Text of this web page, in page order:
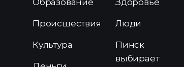
Происшествия
Культура
Люди
Пинск
выбирает